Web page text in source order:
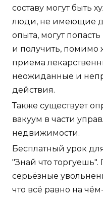
составу могут быть
люди, не имеющие
опыта, могут
и получить, помимо
приема
неожиданные и
действия.
Также существует
вакуум в части
недвижимости.
Бесплатный урок
"Знай что
серьёзные
что всё равно на